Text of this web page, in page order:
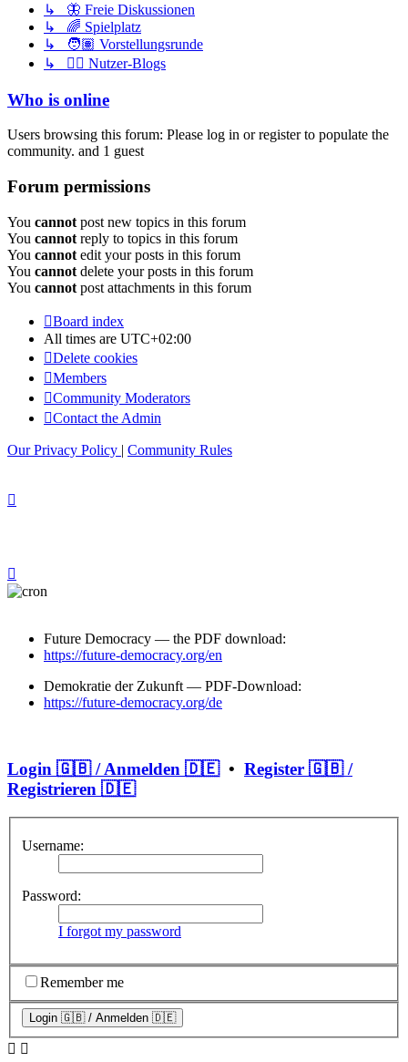
↳ 🦋 Freie Diskussionen
↳ 🌈 Spielplatz
↳ 🧑🏽 Vorstellungsrunde
↳ ✍🏽 Nutzer-Blogs
Who is online
Users browsing this forum: Please log in or register to populate the
community. and 1 guest
Forum permissions
You cannot post new topics in this forum
You cannot reply to topics in this forum
You cannot edit your posts in this forum
You cannot delete your posts in this forum
You cannot post attachments in this forum
Board index
All times are UTC+02:00
Delete cookies
Members
Community Moderators
Contact the Admin
Our Privacy Policy | Community Rules
Future Democracy — the PDF download:
https://future-democracy.org/en
Demokratie der Zukunft — PDF-Download:
https://future-democracy.org/de
Login 🇬🇧 / Anmelden 🇩🇪• Register 🇬🇧 /
Registrieren 🇩🇪
Username:
Password:
I forgot my password
Remember me